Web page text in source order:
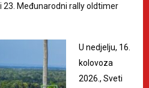
23. Međunarodni rally oldtimer
U nedjelju, 16.
kolovoza
2026., Sveti